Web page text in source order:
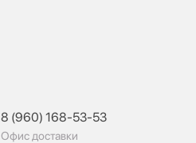
8 (960) 168-53-53
Офис доставки